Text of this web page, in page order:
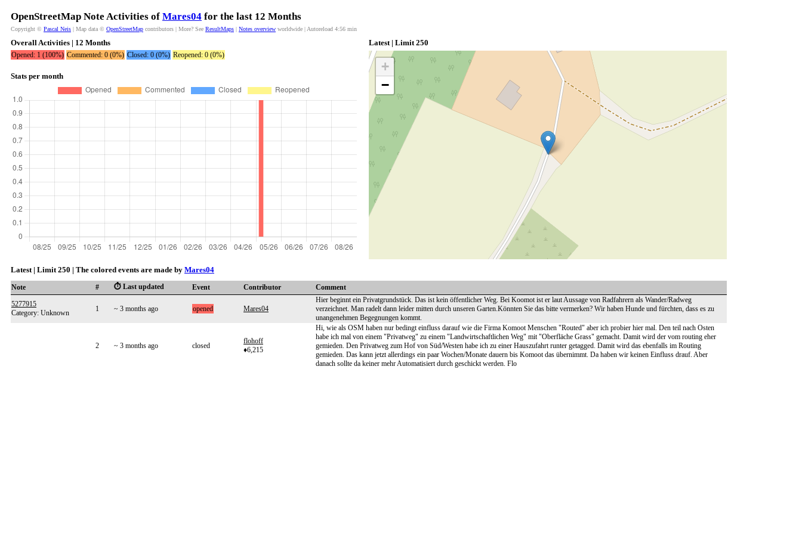
OpenStreetMap Note Activities of Mares04 for the last 12 Months
Copyright © Pascal Neis | Map data © OpenStreetMap contributors | More? See ResultMaps | Notes overview worldwide | Autoreload 4:56 min
Overall Activities | 12 Months
Opened: 1 (100%) Commented: 0 (0%) Closed: 0 (0%) Reopened: 0 (0%)
Stats per month
Latest | Limit 250
+
−
Latest | Limit 250 | The colored events are made by Mares04
Note # ⏱️ Last updated Event Contributor
Comment
5277915
Category: Unknown
1 ~ 3 months ago opened Mares04
Hier beginnt ein Privatgrundstück. Das ist kein öffentlicher Weg. Bei Koomot ist er laut Aussage von Radfahrern als Wander/Radweg
verzeichnet. Man radelt dann leider mitten durch unseren Garten.Könnten Sie das bitte vermerken? Wir haben Hunde und fürchten, dass es zu
unangenehmen Begegnungen kommt.
2 ~ 3 months ago closed
flohoff
♦6,215
Hi, wie als OSM haben nur bedingt einfluss darauf wie die Firma Komoot Menschen "Routed" aber ich probier hier mal. Den teil nach Osten
habe ich mal von einem "Privatweg" zu einem "Landwirtschaftlichen Weg" mit "Oberfläche Grass" gemacht. Damit wird der vom routing eher
gemieden. Den Privatweg zum Hof von Süd/Westen habe ich zu einer Hauszufahrt runter getagged. Damit wird das ebenfalls im Routing
gemieden. Das kann jetzt allerdings ein paar Wochen/Monate dauern bis Komoot das übernimmt. Da haben wir keinen Einfluss drauf. Aber
danach sollte da keiner mehr Automatisiert durch geschickt werden. Flo